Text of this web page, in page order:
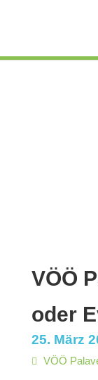
VÖÖ
oder
25. März
VÖÖ